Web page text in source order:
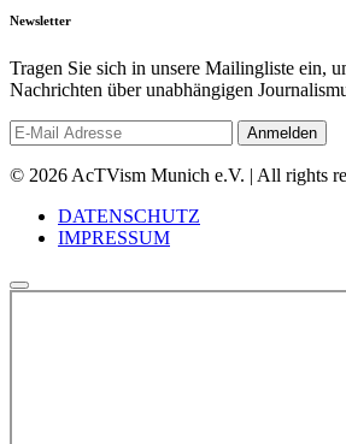
Newsletter
Tragen Sie sich in unsere Mailingliste ein,
Nachrichten über unabhängigen
© 2026 AcTVism Munich e.V. | All rights
DATENSCHUTZ
IMPRESSUM